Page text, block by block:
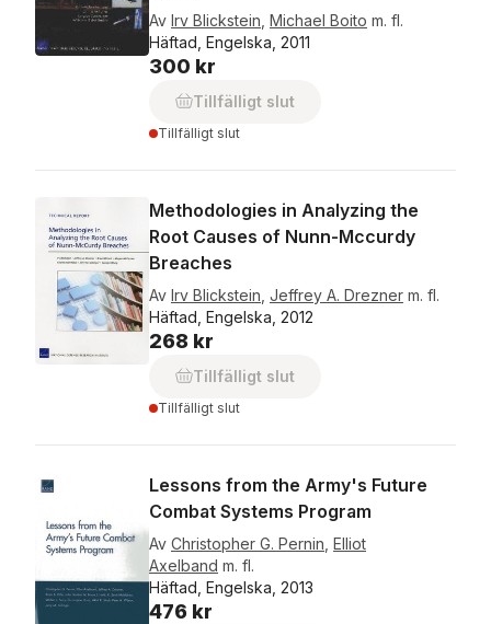
Av Irv Blickstein Michael Boito m. fl.
Häftad, Engelska, 2011
300 kr
Tillfälligt slut
Tillfälligt slut
Methodologies in Analyzing the
Root Causes of Nunn-Mccurdy
Breaches
Av Irv Blickstein Jeffrey A. Drezner m. fl.
Häftad, Engelska, 2012
268 kr
Tillfälligt slut
Tillfälligt slut
Lessons from the Army's Future
Combat Systems Program
Av Christopher G. Pernin Elliot
Axelband m. fl.
Häftad, Engelska, 2013
476 kr